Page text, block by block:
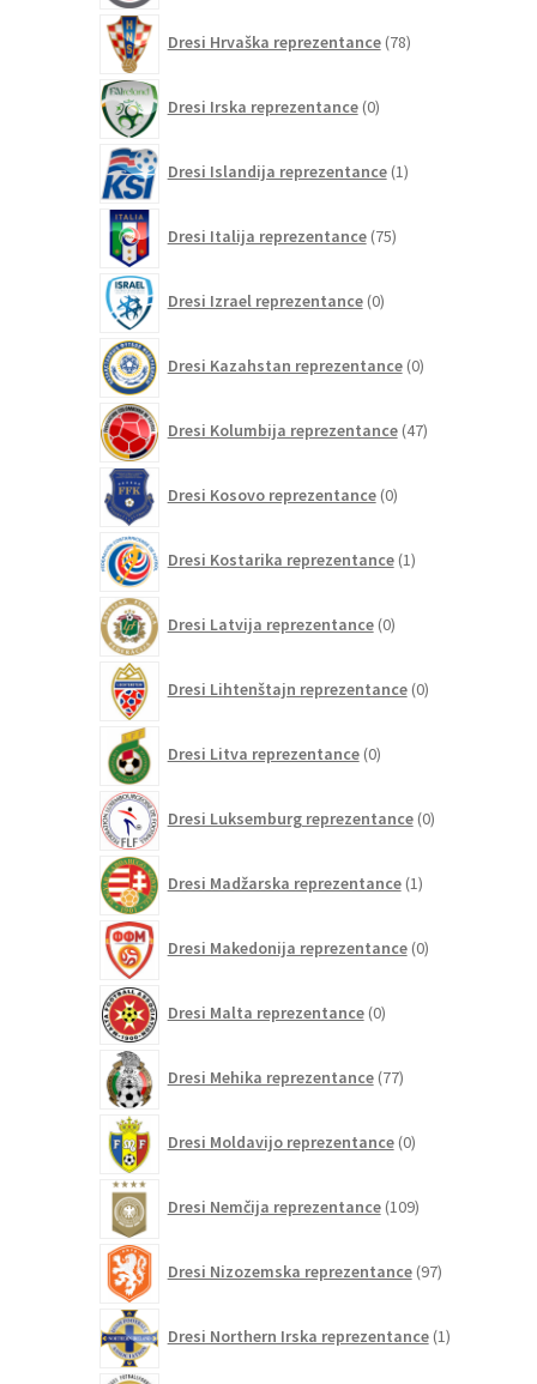
Dresi Hrvaška reprezentance 78izdelkov
Dresi Irska reprezentance 0izdelkov
Dresi Islandija reprezentance 1izdelek
Dresi Italija reprezentance 75izdelkov
Dresi Izrael reprezentance 0izdelkov
Dresi Kazahstan reprezentance 0izdelkov
Dresi Kolumbija reprezentance 47izdelkov
Dresi Kosovo reprezentance 0izdelkov
Dresi Kostarika reprezentance 1izdelek
Dresi Latvija reprezentance 0izdelkov
Dresi Lihtenštajn reprezentance 0izdelkov
Dresi Litva reprezentance 0izdelkov
Dresi Luksemburg reprezentance 0izdelkov
Dresi Madžarska reprezentance 1izdelek
Dresi Makedonija reprezentance 0izdelkov
Dresi Malta reprezentance 0izdelkov
Dresi Mehika reprezentance 77izdelkov
Dresi Moldavijo reprezentance 0izdelkov
Dresi Nemčija reprezentance 109izdelkov
Dresi Nizozemska reprezentance 97izdelkov
Dresi Northern Irska reprezentance 1izdelek